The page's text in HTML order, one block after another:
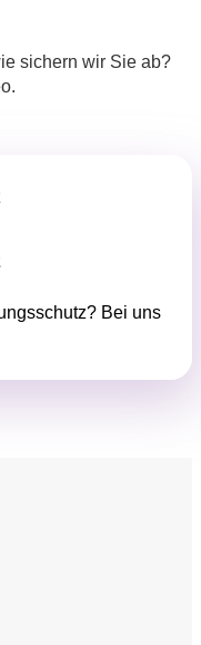
sichern wir Sie ab?
Bei uns